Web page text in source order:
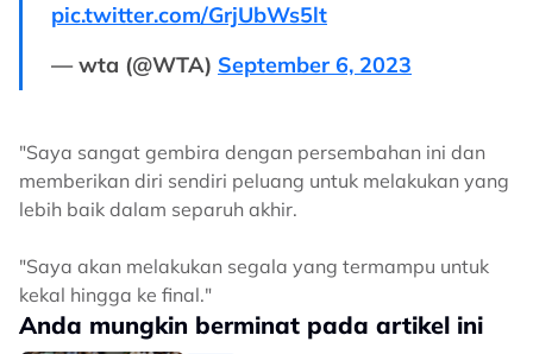
pic.twitter.com/GrjUbWs5lt
— wta (@WTA) September 6, 2023
"Saya sangat gembira dengan persembahan ini dan
memberikan diri sendiri peluang untuk melakukan yang
lebih baik dalam separuh akhir.
"Saya akan melakukan segala yang termampu untuk
kekal hingga ke final."
Anda mungkin berminat pada artikel ini